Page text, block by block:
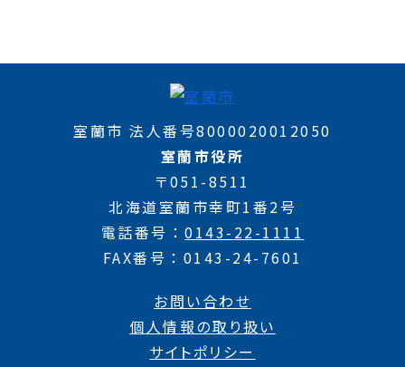
室蘭市 法人番号8000020012050
室蘭市役所
〒051-8511
北海道室蘭市幸町1番2号
電話番号
0143-22-1111
FAX番号
0143-24-7601
お問い合わせ
個人情報の取り扱い
サイトポリシー